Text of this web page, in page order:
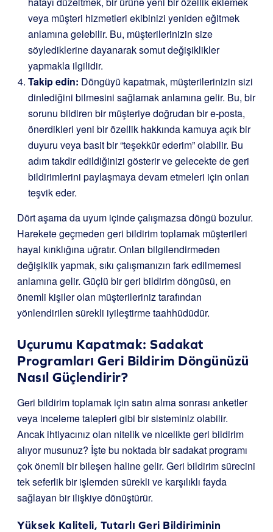
veya müşteri hizmetleri ekibinizi yeniden eğitmek
anlamına gelebilir. Bu, müşterilerinizin size
söylediklerine dayanarak somut değişiklikler
yapmakla ilgilidir.
Takip edin: Döngüyü kapatmak, müşterilerinizin sizi
dinlediğini bilmesini sağlamak anlamına gelir. Bu, bir
sorunu bildiren bir müşteriye doğrudan bir e-posta,
önerdikleri yeni bir özellik hakkında kamuya açık bir
duyuru veya basit bir “teşekkür ederim” olabilir. Bu
adım takdir edildiğinizi gösterir ve gelecekte de geri
bildirimlerini paylaşmaya devam etmeleri için onları
teşvik eder.
Dört aşama da uyum içinde çalışmazsa döngü bozulur.
Harekete geçmeden geri bildirim toplamak müşterileri
hayal kırıklığına uğratır. Onları bilgilendirmeden
değişiklik yapmak, sıkı çalışmanızın fark edilmemesi
anlamına gelir. Güçlü bir geri bildirim döngüsü, en
önemli kişiler olan müşterileriniz tarafından
yönlendirilen sürekli iyileştirme taahhüdüdür.
Uçurumu Kapatmak: Sadakat
Programları Geri Bildirim Döngünüzü
Nasıl Güçlendirir?
Geri bildirim toplamak için satın alma sonrası anketler
veya inceleme talepleri gibi bir sisteminiz olabilir.
Ancak ihtiyacınız olan nitelik ve nicelikte geri bildirim
alıyor musunuz? İşte bu noktada bir sadakat programı
çok önemli bir bileşen haline gelir. Geri bildirim sürecini
tek seferlik bir işlemden sürekli ve karşılıklı fayda
sağlayan bir ilişkiye dönüştürür.
Yüksek Kaliteli, Tutarlı Geri Bildiriminin